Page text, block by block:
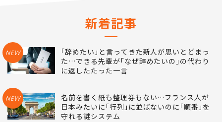
新着記事
NEW
｢辞めたい｣と言ってきた新人が思いとどまっ
た…できる先輩が｢なぜ辞めたいの｣の代わり
に返したたった一言
NEW
名前を書く紙も整理券もない…フランス人が
日本みたいに｢行列｣に並ばないのに｢順番｣を
守れる謎システム